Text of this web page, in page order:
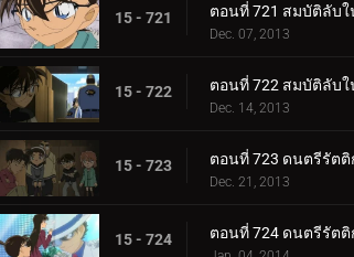
15 - 721 ตอนที่ 721 สมบัติลับ
Dec. 07, 2013
15 - 722 ตอนที่ 722 สมบัติลับ
Dec. 14, 2013
15 - 723 ตอนที่ 723 ดนตรีรัต
Dec. 21, 2013
15 - 724 ตอนที่ 724 ดนตรีรัต